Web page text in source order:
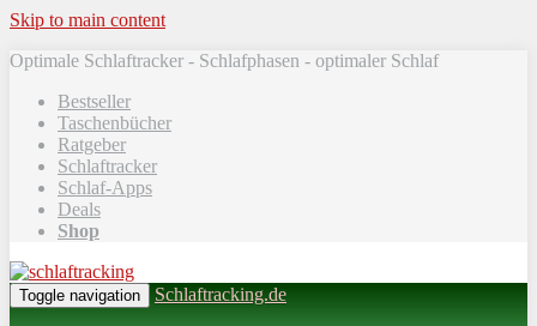
Skip to main content
Optimale Schlaftracker - Schlafphasen - optimaler Schlaf
Bestseller
Taschenbücher
Ratgeber
Schlaftracker
Schlaf-Apps
Deals
Shop
Toggle navigation Schlaftracking.de